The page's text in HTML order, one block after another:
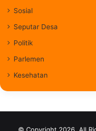
Sosial
Seputar Desa
Politik
Parlemen
Kesehatan